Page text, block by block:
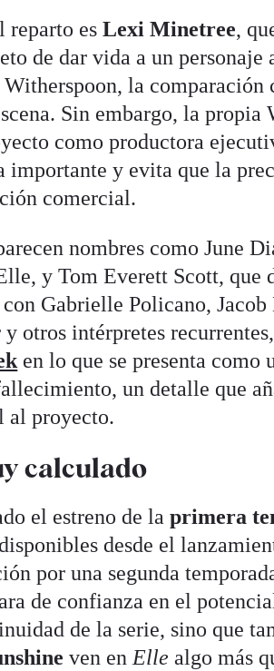
reparto esLexi Minetree,
de dar vida a un personaje
Witherspoon, la
Sin embargo, la propia
como productora
importante y evita que la
comercial.
nombres como June
y Tom Everett Scott, que
Gabrielle Policano,
otros intérpretes
en lo que se presenta como
un detalle que
al proyecto.
calculado
el estreno de la primera
desde el
por una segunda
de confianza en el
de la serie, sino que
ven enElle algo más